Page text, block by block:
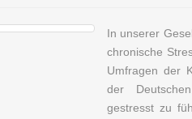
In unserer
chronische
Umfragen der
der
gestresst zu